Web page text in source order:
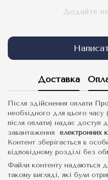
Додайте
Доставка
Після здійснення оплати
необхідного для цього
після оплати) надає доступ
завантаження електронних
Контент зберігається в
відповідному розділі без
Файли контенту надаються
такому вигляді, які були